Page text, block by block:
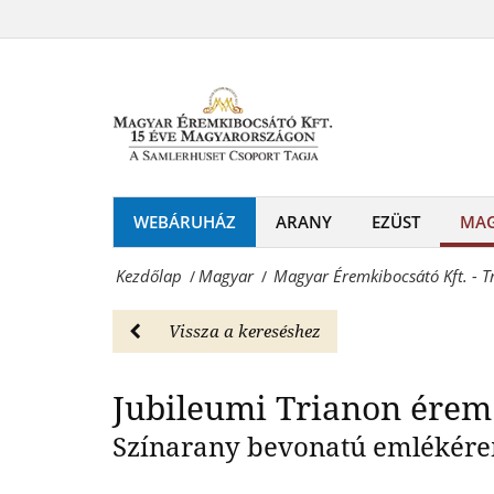
-
100.
évfordulója
színarannyal
bevont
premium
csomagban
WEBÁRUHÁZ ARANY EZÜST
Kezdőlap /Magyar / Magyar Éremkibocsátó Kft. -
Vissza a kereséshez
Jubileumi Trianon érem
Színarany bevonatú
érem
csomagban
Magyar
Kft.
-